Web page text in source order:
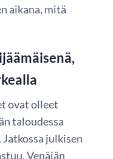
aikana, mitä
ovat olleet
taloudessa
julkisen
Venäjän